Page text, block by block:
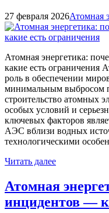
27 февраля 2026Атомная
Атомная энергетика:
какие есть ограничения
роль в обеспечении
минимальным выбросом
строительство атомных
особых условий и
ключевых факторов
АЭС вблизи водных
технологическими
Читать далее
Атомная
инцидентов —